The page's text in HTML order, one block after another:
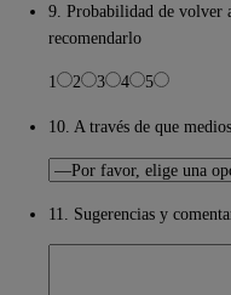
9. Probabilidad de volver
recomendarlo
1 2 3 4 5
10. A través de que
11. Sugerencias y